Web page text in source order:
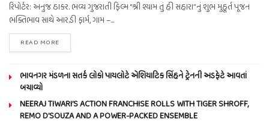
રિપોર્ટર: અનુજ ઠાકર. ભવ્ય ગુજરાતી ફિલ્મ “શ્રી શ્યામ તું હી સહારા”નું શુભ મુહૂર્ત પૂજન
ભક્તિભાવ સાથે આર.ડી ફાર્મ, ગામ –...
READ MORE
ભાવનગર મંડળના સતર્ક લોકો પાયલોટે એશિયાટિક સિંહને ટ્રેનની અડફેટે આવતાં
બચાવ્યો
NEERAJ TIWARI’S ACTION FRANCHISE ROLLS WITH TIGER SHROFF,
REMO D’SOUZA AND A POWER-PACKED ENSEMBLE